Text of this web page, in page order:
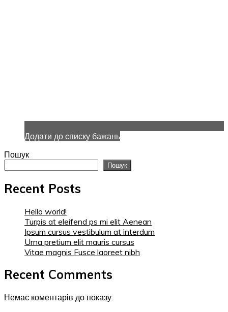
Додати до списку бажань
Пошук
Пошук
Recent Posts
Hello world!
Turpis at eleifend ps mi elit Aenean
Ipsum cursus vestibulum at interdum
Urna pretium elit mauris cursus
Vitae magnis Fusce laoreet nibh
Recent Comments
Немає коментарів до показу.